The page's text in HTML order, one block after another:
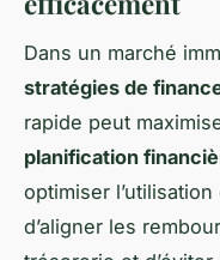
Dans un marché
stratégies de
rapide peut
planification
optimiser
d’aligner les